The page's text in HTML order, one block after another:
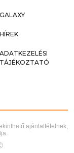
GALAXY
HÍREK
ADATKEZELÉSI
TÁJÉKOZTATÓ
ajánlattételnek,